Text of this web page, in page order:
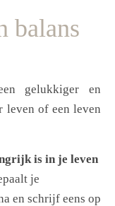
balans
gelukkiger en
leven of een leven
is in je leven
je
en schrijf eens op